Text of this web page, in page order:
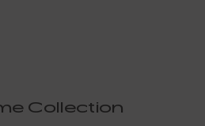
Collection